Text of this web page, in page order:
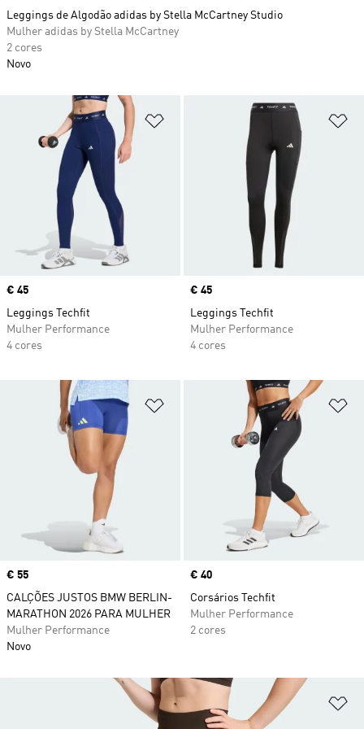
Adicionar à Lista de Desejos
Price
€ 45
Leggings Techfit
Mulher Performance
4 cores
Price
€ 45
Leggings Techfit
Mulher Performance
4 cores
Adicionar à Lista de Desejos
Price
€ 55
CALÇÕES JUSTOS BMW BERLIN-
MARATHON 2026 PARA MULHER
Mulher Performance
Novo
Price
€ 40
Corsários Techfit
Mulher Performance
2 cores
Leggings de Algodão adidas by Stella McCartney Studio
Mulher adidas by Stella McCartney
2 cores
Novo